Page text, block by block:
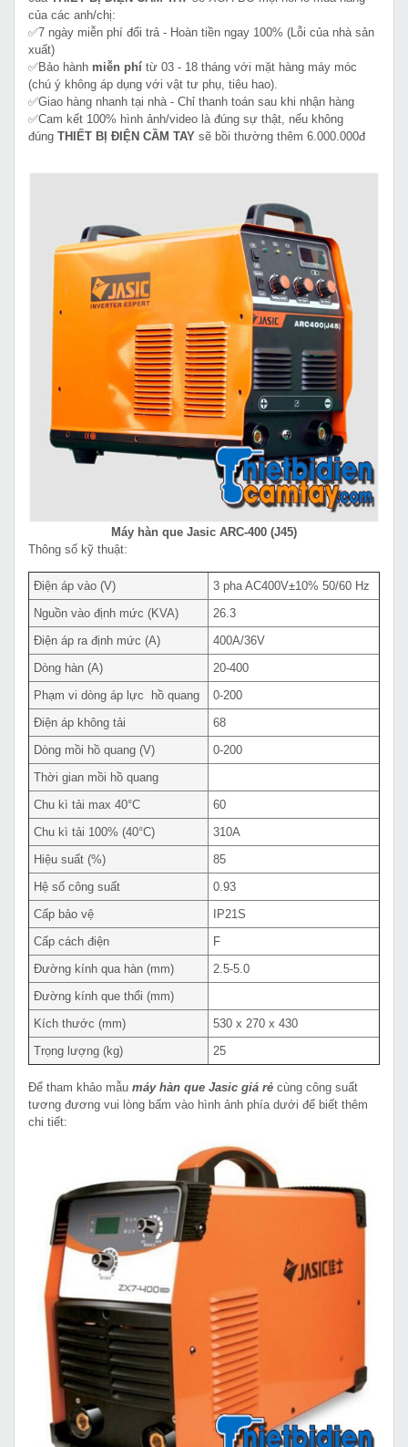
của các anh/chị:
✅7 ngày miễn phí đổi trả - Hoàn tiền ngay 100% (Lỗi của nhà sản
xuất)
✅Bảo hành miễn phí từ 03 - 18 tháng với mặt hàng máy móc
(chú ý không áp dụng với vật tư phụ, tiêu hao).
✅Giao hàng nhanh tại nhà - Chỉ thanh toán sau khi nhận hàng
✅Cam kết 100% hình ảnh/video là đúng sự thật, nếu không
đúng THIẾT BỊ ĐIỆN CẦM TAY sẽ bồi thường thêm 6.000.000đ
Máy hàn que Jasic ARC-400 (J45)
Thông số kỹ thuật:
Điện áp vào (V)
3 pha AC400V±10% 50/60 Hz
Nguồn vào định mức (KVA)
26.3
Điện áp ra định mức (A)
400A/36V
Dòng hàn (A)
20-400
Phạm vi dòng áp lực hồ quang
0-200
Điện áp không tải
68
Dòng mồi hồ quang (V)
0-200
Thời gian mồi hồ quang
Chu kì tải max 40°C
60
Chu kì tải 100% (40°C)
310A
Hiệu suất (%)
85
Hệ số công suất
0.93
Cấp bảo vệ
IP21S
Cấp cách điện
F
Đường kính qua hàn (mm)
2.5-5.0
Đường kính que thổi (mm)
Kích thước (mm)
530 x 270 x 430
Trọng lượng (kg)
25
Để tham khảo mẫu máy hàn que Jasic giá rẻ cùng công suất
tương đương vui lòng bấm vào hình ảnh phía dưới để biết thêm
chi tiết: